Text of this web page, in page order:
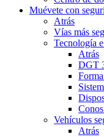
Muévete con
Atrás
Vías más
Tecnología
Atrás
DGT
Vehículos
Atrás